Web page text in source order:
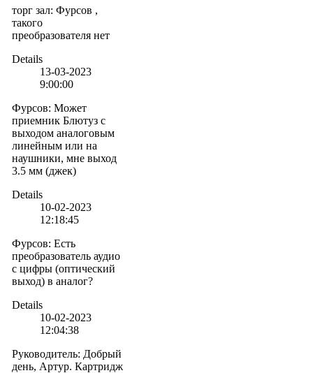
торг зал: Фурсов ,
такого
преобразователя нет
Details
13-03-2023
9:00:00
Фурсов: Может
приемник Блютуз с
выходом аналоговым
линейным или на
наушники, мне выход
3.5 мм (джек)
Details
10-02-2023
12:18:45
Фурсов: Есть
преобразователь аудио
с цифры (оптический
выход) в аналог?
Details
10-02-2023
12:04:38
Руководитель: Добрый
день, Артур. Картридж